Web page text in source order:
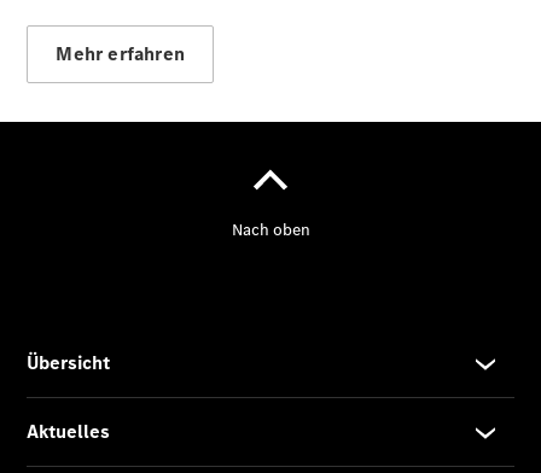
& Zubehör
Mehr erfahren